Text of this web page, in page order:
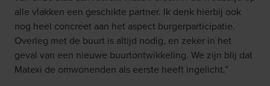
alle vlakken een geschikte partner. Ik denk hierbij ook
nog heel concreet aan het aspect burgerparticipatie.
Overleg met de buurt is altijd nodig, en zeker in het
geval van een nieuwe buurtontwikkeling. We zijn blij dat
Matexi de omwonenden als eerste heeft ingelicht.”